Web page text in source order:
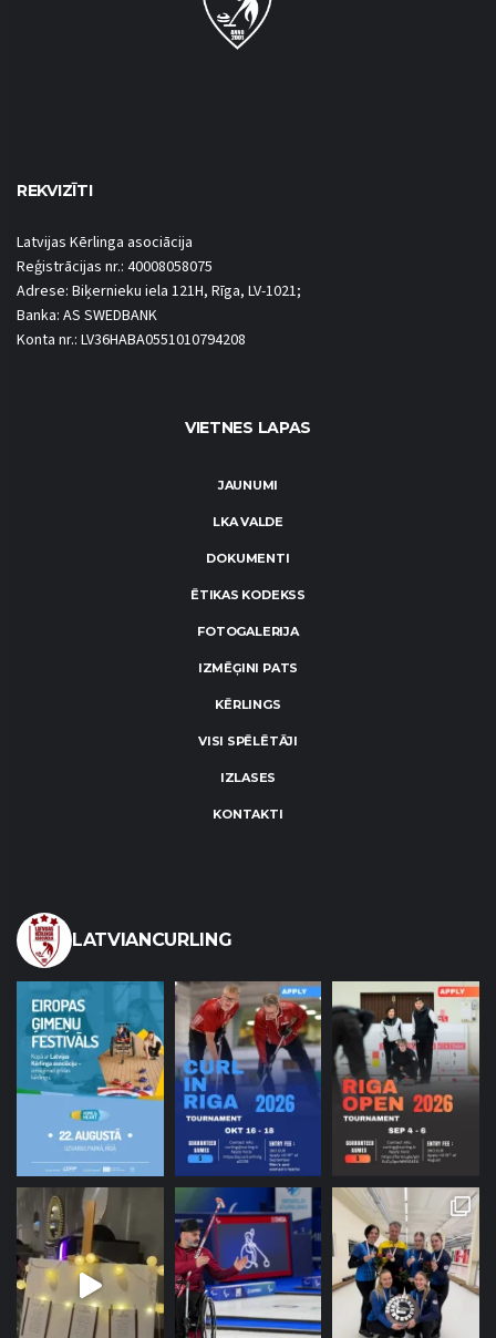
REKVIZĪTI
Latvijas Kērlinga asociācija
Reģistrācijas nr.: 40008058075
Adrese: Biķernieku iela 121H, Rīga, LV-1021;
Banka: AS SWEDBANK
Konta nr.: LV36HABA0551010794208
VIETNES LAPAS
JAUNUMI
LKA VALDE
DOKUMENTI
ĒTIKAS KODEKSS
FOTOGALERIJA
IZMĒĢINI PATS
KĒRLINGS
VISI SPĒLĒTĀJI
IZLASES
KONTAKTI
LATVIANCURLING